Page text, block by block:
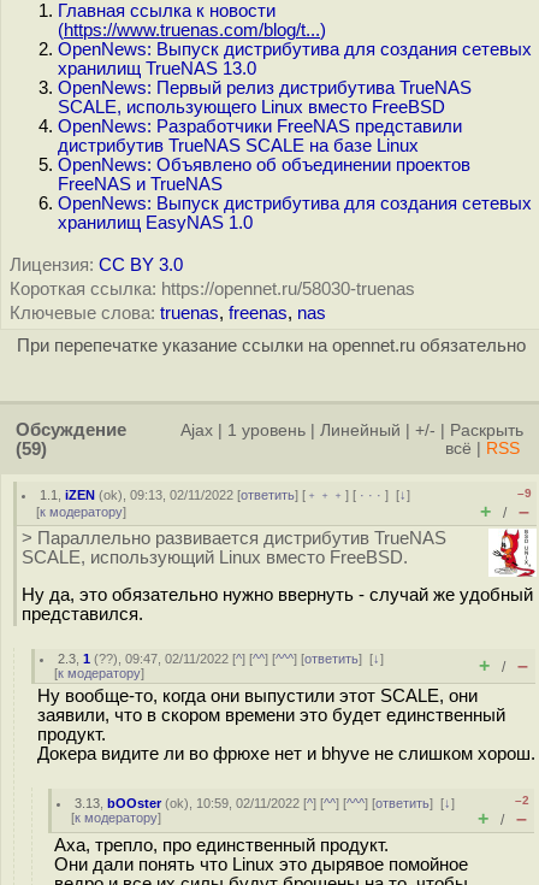
Главная ссылка к новости
(https://www.truenas.com/blog/t...)
OpenNews: Выпуск дистрибутива для создания сетевых
хранилищ TrueNAS 13.0
OpenNews: Первый релиз дистрибутива TrueNAS
SCALE, использующего Linux вместо FreeBSD
OpenNews: Разработчики FreeNAS представили
дистрибутив TrueNAS SCALE на базе Linux
OpenNews: Объявлено об объединении проектов
FreeNAS и TrueNAS
OpenNews: Выпуск дистрибутива для создания сетевых
хранилищ EasyNAS 1.0
Лицензия: CC BY 3.0
Короткая ссылка: https://opennet.ru/58030-truenas
Ключевые слова: truenas, freenas, nas
При перепечатке указание ссылки на opennet.ru обязательно
Обсуждение
(59)
Ajax 1 уровень Линейный +/-
Раскрыть
всё
RSS
1.1 ,iZEN (ok), 09:13, 02/11/2022 [ответить] [ ﹢﹢﹢] [ · · ·][↓]
[к модератору]
–9
+ / –
> Параллельно развивается дистрибутив TrueNAS
SCALE, использующий Linux вместо FreeBSD.
Ну да, это обязательно нужно ввернуть - случай же удобный
представился.
2.3 ,1 (??), 09:47, 02/11/2022 [^] [^^] [^^^] [ответить][↓]
[к модератору] + / –
Ну вообще-то, когда они выпустили этот SCALE, они
заявили, что в скором времени это будет единственный
продукт.
Докера видите ли во фрюхе нет и bhyve не слишком хорош.
3.13 ,bOOster(ok), 10:59, 02/11/2022 [^] [^^] [^^^] [ответить][↓]
[к модератору]
–2
+ / –
Аха, трепло, про единственный продукт.
Они дали понять что Linux это дырявое помойное